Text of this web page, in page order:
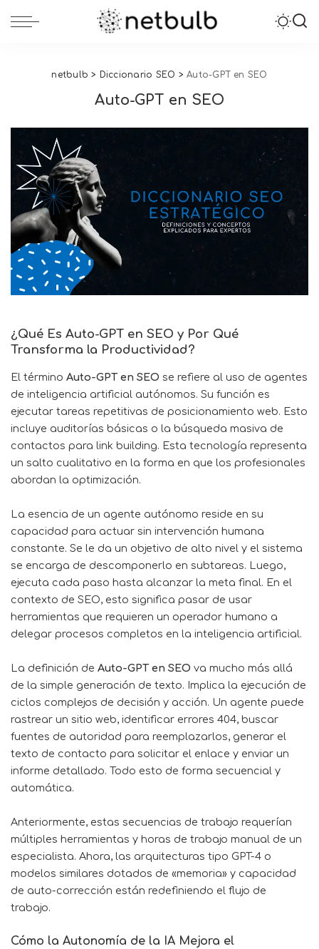
netbulb > Diccionario SEO >Auto-GPT en SEO
Auto-GPT en SEO
¿Qué Es Auto-GPT en SEO y Por Qué
Transforma la Productividad?
El término Auto-GPT en SEO se refiere al uso de agentes
de inteligencia artificial autónomos. Su función es
ejecutar tareas repetitivas de posicionamiento web. Esto
incluye auditorías básicas o la búsqueda masiva de
contactos para link building. Esta tecnología representa
un salto cualitativo en la forma en que los profesionales
abordan la optimización.
La esencia de un agente autónomo reside en su
capacidad para actuar sin intervención humana
constante. Se le da un objetivo de alto nivel y el sistema
se encarga de descomponerlo en subtareas. Luego,
ejecuta cada paso hasta alcanzar la meta final. En el
contexto de SEO, esto significa pasar de usar
herramientas que requieren un operador humano a
delegar procesos completos en la inteligencia artificial.
La definición de Auto-GPT en SEO va mucho más allá
de la simple generación de texto. Implica la ejecución de
ciclos complejos de decisión y acción. Un agente puede
rastrear un sitio web, identificar errores 404, buscar
fuentes de autoridad para reemplazarlos, generar el
texto de contacto para solicitar el enlace y enviar un
informe detallado. Todo esto de forma secuencial y
automática.
Anteriormente, estas secuencias de trabajo requerían
múltiples herramientas y horas de trabajo manual de un
especialista. Ahora, las arquitecturas tipo GPT-4 o
modelos similares dotados de «memoria» y capacidad
de auto-corrección están redefiniendo el flujo de
trabajo.
Cómo la Autonomía de la IA Mejora el